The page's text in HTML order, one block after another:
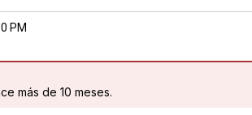
PM
más de 10 meses.